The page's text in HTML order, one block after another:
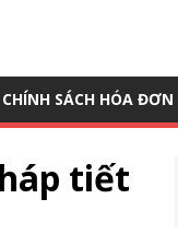
CHÍNH SÁCH HÓA
tiết